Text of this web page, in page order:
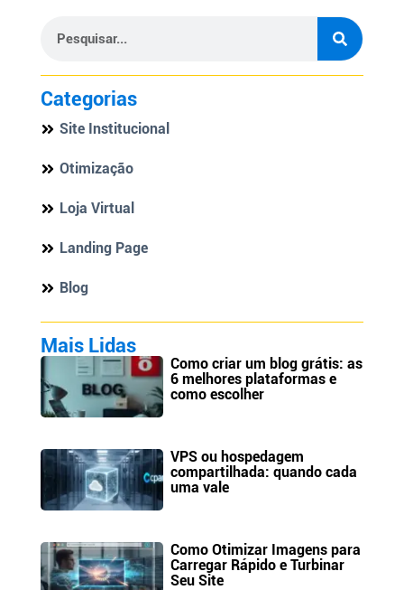
Categorias
Site Institucional
Otimização
Loja Virtual
Landing Page
Blog
Mais Lidas
Como criar um blog grátis: as
6 melhores plataformas e
como escolher
VPS ou hospedagem
compartilhada: quando cada
uma vale
Como Otimizar Imagens para
Carregar Rápido e Turbinar
Seu Site